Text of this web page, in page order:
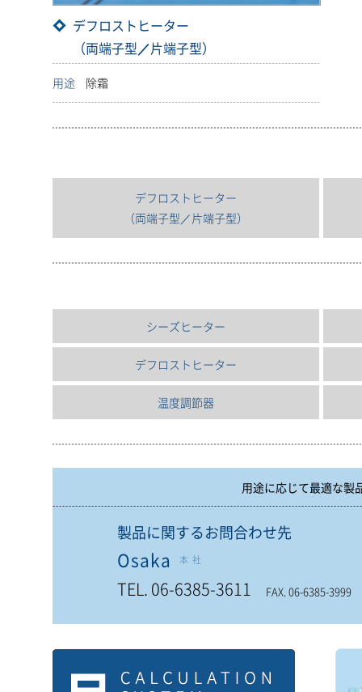
デフロストヒーター
（両端子型／片端子型）
用途 除霜
デフロストヒーター
（両端子型／片端子型）
シーズヒーター
デフロストヒーター
温度調節器
用途に応じて最適な製
製品に関するお問合わせ先
Osaka 本社
TEL. 06-6385-3611 FAX. 06-6385-3999